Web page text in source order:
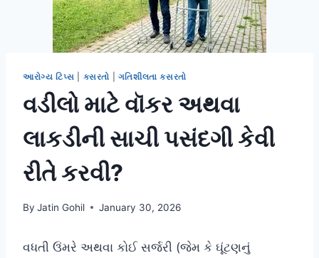
આરોગ્ય ટિપ્સ કસરતો ગતિશીલતા કસરતો
વડીલો માટે વૉકર અથવા
લાકડીની સાચી પસંદગી કેવી
રીતે કરવી?
By Jatin Gohil January 30, 2026
વધતી ઉંમરે અથવા કોઈ સર્જરી (જેમ કે ઘૂંટણનું